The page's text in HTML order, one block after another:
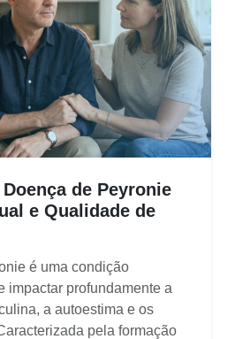
de Peyronie
e Qualidade de
é uma condição
impactar profundamente a
a autoestima e os
pela formação